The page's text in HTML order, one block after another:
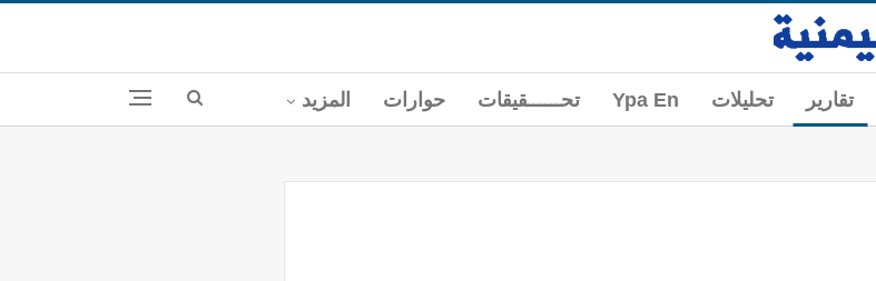
تقارير تحليلات Ypa En تحــــــقيقات حوارات المزيد